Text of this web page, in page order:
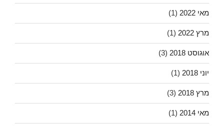
מאי 2022 (1)
מרץ 2022 (1)
אוגוסט 2018 (3)
יוני 2018 (1)
מרץ 2018 (3)
מאי 2014 (1)